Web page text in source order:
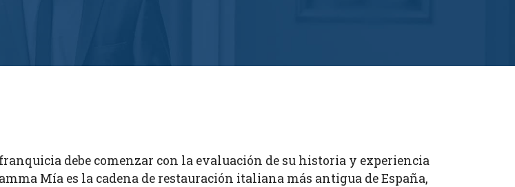
debe comenzar con la evaluación de su historia y experiencia
Mía es la cadena de restauración italiana más antigua de España,